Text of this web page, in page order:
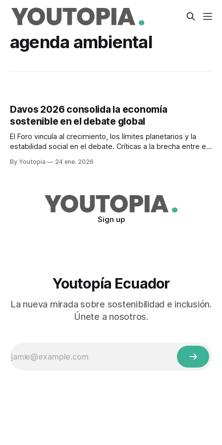
agenda ambiental
Davos 2026 consolida la economía
sostenible en el debate global
El Foro vincula al crecimiento, los límites planetarios y la
estabilidad social en el debate. Críticas a la brecha entre el
By Youtopia 24 ene. 2026
Sign up
Youtopía Ecuador
La nueva mirada sobre sostenibilidad e inclusión.
Únete a nosotros.